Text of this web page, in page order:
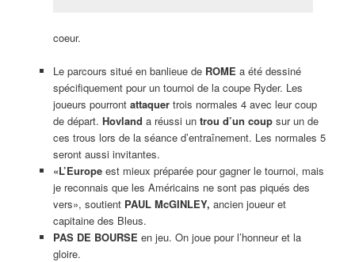
coeur.
Le parcours situé en banlieue de ROME a été dessiné
spécifiquement pour un tournoi de la coupe Ryder. Les
joueurs pourront attaquertrois normales 4 avec leur coup
de départ. Hovland a réussi un trou d’un coupsur un de
ces trous lors de la séance d’entraînement. Les normales 5
seront aussi invitantes.
«L’Europeest mieux préparée pour gagner le tournoi, mais
je reconnais que les Américains ne sont pas piqués des
vers», soutient PAUL McGINLEY, ancien joueur et
capitaine des Bleus.
PAS DE BOURSE en jeu. On joue pour l’honneur et la
gloire.